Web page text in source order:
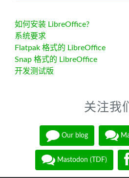
如何安装 LibreOffice?
系统要求
Flatpak 格式的 LibreOffice
Snap 格式的 LibreOffice
开发测试版
关注我们
Our blog
Mastodon (TDF)